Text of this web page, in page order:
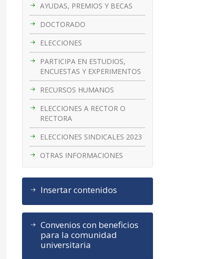
AYUDAS, PREMIOS Y BECAS
DOCTORADO
ELECCIONES
PARTICIPA EN ESTUDIOS,
ENCUESTAS Y EXPERIMENTOS
RECURSOS HUMANOS
ELECCIONES A RECTOR O
RECTORA
ELECCIONES SINDICALES 2023
OTRAS INFORMACIONES
Insertar contenidos
Convenios con beneficios
para la comunidad
universitaria